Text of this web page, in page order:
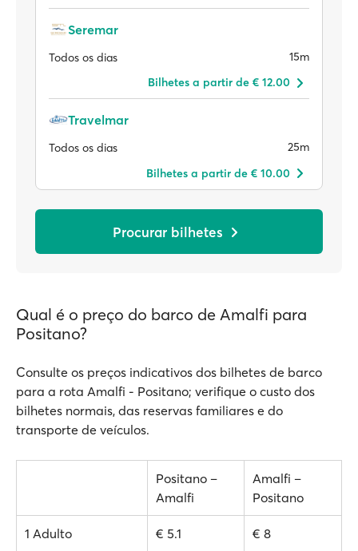
Seremar
Todos os dias
15m
Bilhetes a partir de € 12.00
Travelmar
Todos os dias
25m
Bilhetes a partir de € 10.00
Procurar bilhetes
Qual é o preço do barco de Amalfi para
Positano?
Consulte os preços indicativos dos bilhetes de barco
para a rota Amalfi - Positano; verifique o custo dos
bilhetes normais, das reservas familiares e do
transporte de veículos.
Positano –
Amalfi
Amalfi –
Positano
1 Adulto € 5.1 € 8